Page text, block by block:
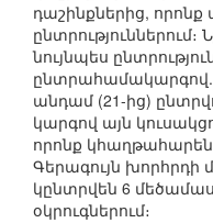
դաշինքներից,
ընտրություններում։
նույնպես
ընտրահամակարգով.
անդամ (21-ից)
կարգով այն
որոնք
Գերագույն
կընտրվեն 6
օկրուգներում։